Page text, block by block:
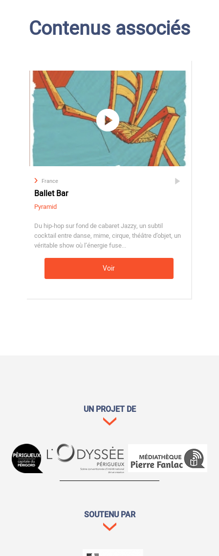
Contenus associés
France
Ballet Bar
Pyramid
Du hip-hop sur fond de cabaret Jazzy, un subtil
cocktail entre danse, mime, cirque, théâtre d’objet, un
véritable show où l’énergie fuse...
Voir
UN PROJET DE
SOUTENU PAR